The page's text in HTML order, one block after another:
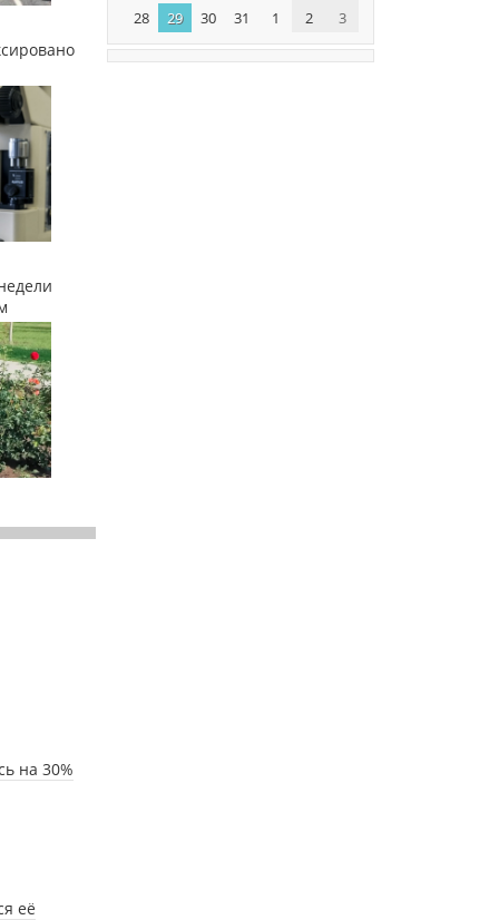
на 30%
её
28
29 30 31 1 2 3